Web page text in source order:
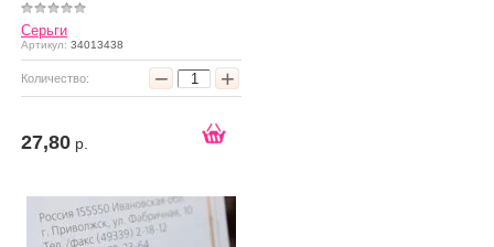
Серьги
Артикул: 34013438
Количество: − +
27,80 р.